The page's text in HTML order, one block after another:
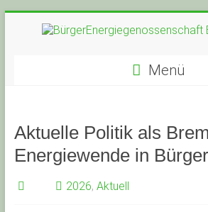
Emmendingen
Menü
Aktuelle Politik als
Energiewende in
2026, Aktuell